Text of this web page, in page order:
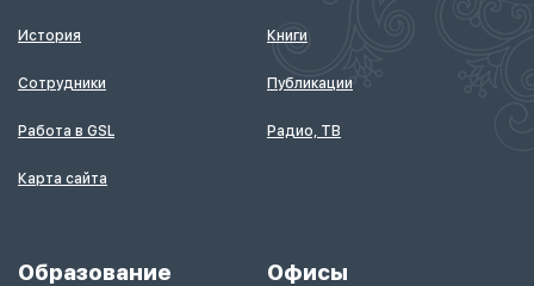
История
Сотрудники
Работа в GSL
Карта сайта
Книги
Публикации
Радио, ТВ
Образование Офисы